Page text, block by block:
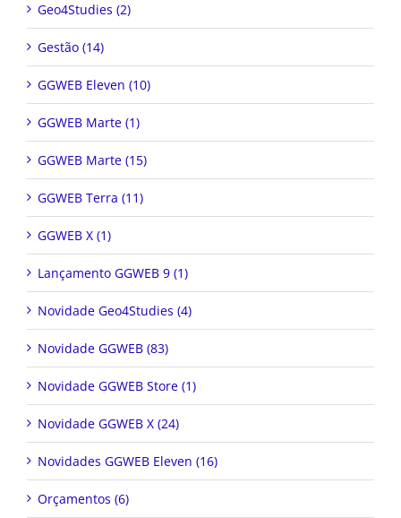
Geo4Studies (2)
Gestão (14)
GGWEB Eleven (10)
GGWEB Marte (1)
GGWEB Marte (15)
GGWEB Terra (11)
GGWEB X (1)
Lançamento GGWEB 9 (1)
Novidade Geo4Studies (4)
Novidade GGWEB (83)
Novidade GGWEB Store (1)
Novidade GGWEB X (24)
Novidades GGWEB Eleven (16)
Orçamentos (6)